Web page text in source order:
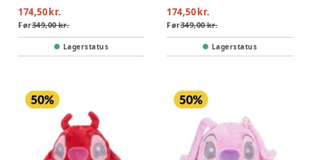
174,50 kr.
Før349,00 kr.
Lagerstatus
174,50 kr.
Før349,00 kr.
Lagerstatus